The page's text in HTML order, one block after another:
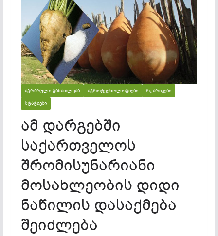
ᲐᲒᲠᲐᲠᲣᲚᲘ ᲒᲐᲜᲐᲗᲚᲔᲑᲐ ᲐᲒᲠᲝᲢᲔᲥᲜᲝᲚᲝᲒᲘᲔᲑᲘ
ᲠᲣᲑᲠᲘᲙᲔᲑᲘ
ᲡᲢᲐᲢᲘᲔᲑᲘ
ამ დარგებში
საქართველოს
შრომისუნარიანი
მოსახლეობის დიდი
ნაწილის დასაქმება
შეიძლება